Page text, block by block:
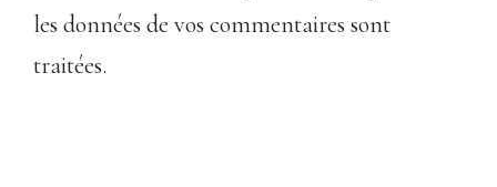
les données de vos commentaires sont
traitées.